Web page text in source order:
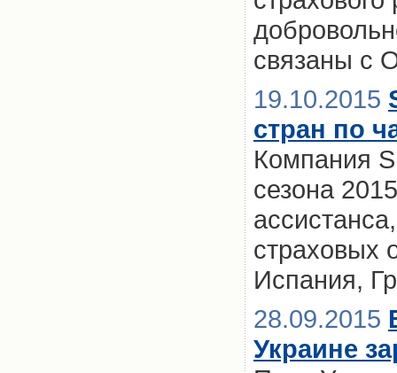
связаны с
19.10.2015
стран по
Компания
сезона
страховых
Испания,
28.09.2015
Украине